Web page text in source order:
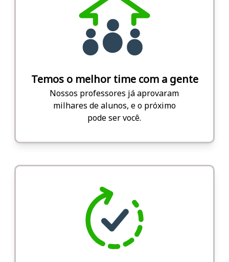
Temos o melhor time com a gente
Nossos professores já aprovaram
milhares de alunos, e o próximo
pode ser você.